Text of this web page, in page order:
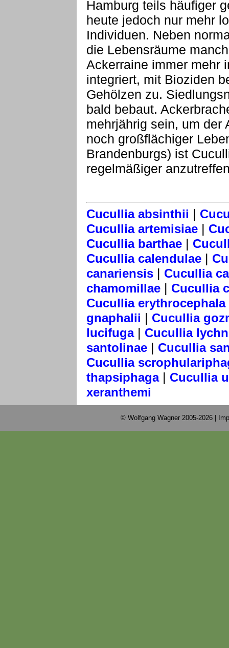
Hamburg teils häufiger
heute jedoch nur mehr
Individuen. Neben
die Lebensräume
Ackerraine immer mehr
integriert, mit Bioziden
Gehölzen zu.
bald bebaut.
mehrjährig sein, um der
noch großflächiger
Brandenburgs) ist
regelmäßiger
Cucullia absinthii |
Cucullia artemisiae |
Cucullia barthae |
Cucullia calendulae |
canariensis | Cucullia
chamomillae | Cucullia
Cucullia erythrocephala
gnaphalii | Cucullia
lucifuga| Cucullia
santolinae | Cucullia
Cucullia
thapsiphaga| Cucullia
xeranthemi
© Wolfgang Wagner 2005-2026 |